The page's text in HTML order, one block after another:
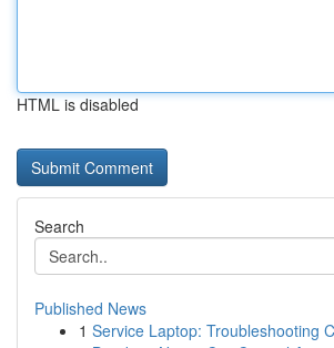
HTML is disabled
Search
Published News
1 Service Laptop: Troubleshooting